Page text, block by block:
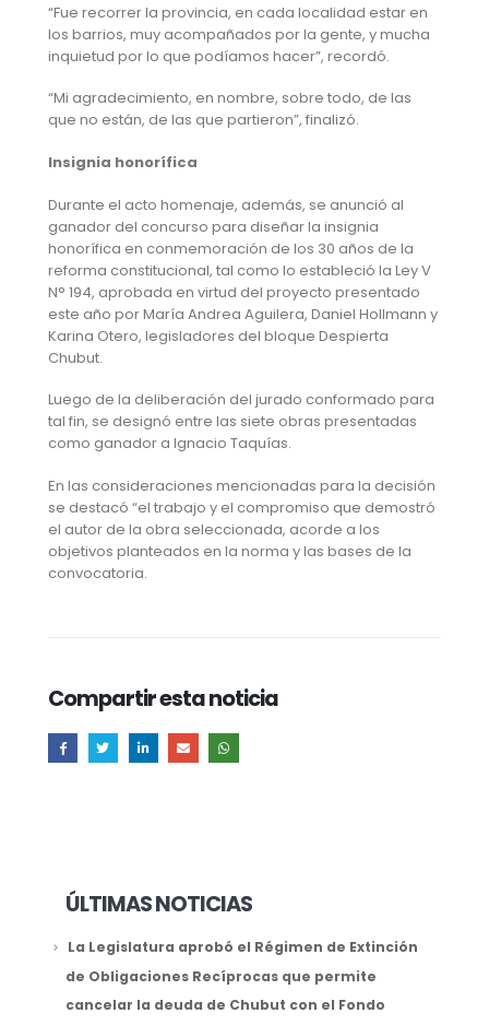
“Fue recorrer la provincia, en cada localidad estar en
los barrios, muy acompañados por la gente, y mucha
inquietud por lo que podíamos hacer”, recordó.
“Mi agradecimiento, en nombre, sobre todo, de las
que no están, de las que partieron”, finalizó.
Insignia honorífica
Durante el acto homenaje, además, se anunció al
ganador del concurso para diseñar la insignia
honorífica en conmemoración de los 30 años de la
reforma constitucional, tal como lo estableció la Ley V
N° 194, aprobada en virtud del proyecto presentado
este año por María Andrea Aguilera, Daniel Hollmann y
Karina Otero, legisladores del bloque Despierta
Chubut.
Luego de la deliberación del jurado conformado para
tal fin, se designó entre las siete obras presentadas
como ganador a Ignacio Taquías.
En las consideraciones mencionadas para la decisión
se destacó “el trabajo y el compromiso que demostró
el autor de la obra seleccionada, acorde a los
objetivos planteados en la norma y las bases de la
convocatoria.
Compartir esta noticia
ÚLTIMAS NOTICIAS
La Legislatura aprobó el Régimen de Extinción
de Obligaciones Recíprocas que permite
cancelar la deuda de Chubut con el Fondo